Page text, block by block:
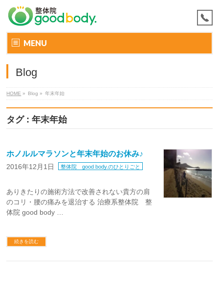
MENU
Blog
HOME » Blog » 年末年始
タグ : 年末年始
ホノルルマラソンと年末年始のお休み♪
2016年12月1日 整体院 good body.のひとりごと
ありきたりの施術方法で改善されない貴方の肩
のコリ・腰の痛みを退治する 治療系整体院 整
体院 good body …
続きを読む